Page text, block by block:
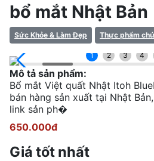
bổ mắt Nhật Bản
Sức Khỏe & Làm Đẹp Thực phẩm
1 2 3 4
Mô tả sản phẩm:
Bổ mắt Việt quất Nhật Itoh
bán hàng sản xuất tại Nhật
link sản ph�
650.000đ
Giá tốt nhất